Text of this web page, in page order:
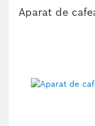
Aparat de